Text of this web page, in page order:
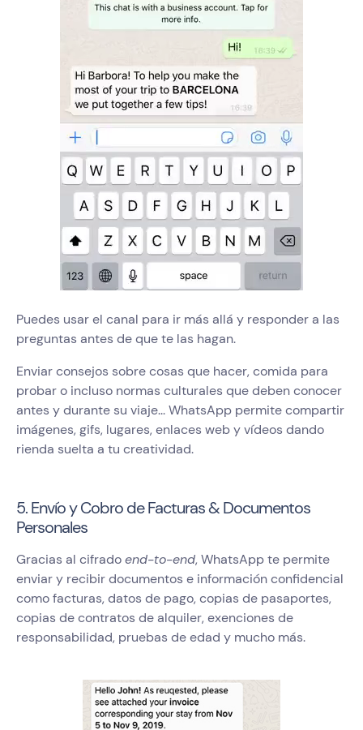
Puedes usar el canal para ir más allá y responder a las
preguntas antes de que te las hagan.
Enviar consejos sobre cosas que hacer, comida para
probar o incluso normas culturales que deben conocer
antes y durante su viaje... WhatsApp permite compartir
imágenes, gifs, lugares, enlaces web y vídeos dando
rienda suelta a tu creatividad.
5. Envío y Cobro de Facturas & Documentos
Personales
Gracias al cifradoend-to-end, WhatsApp te permite
enviar y recibir documentos e información confidencial
como facturas, datos de pago, copias de pasaportes,
copias de contratos de alquiler, exenciones de
responsabilidad, pruebas de edad y mucho más.